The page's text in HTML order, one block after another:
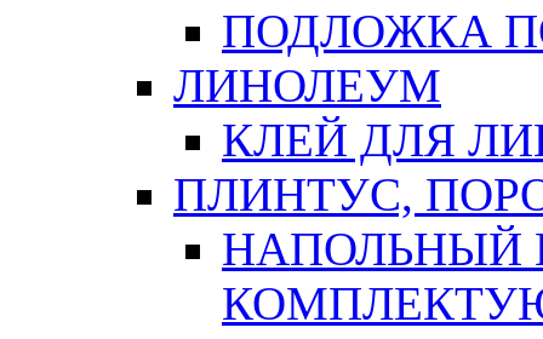
ПОДЛОЖКА
ЛИНОЛЕУМ
КЛЕЙ ДЛЯ
ПЛИНТУС,
НАПОЛЬНЫЙ